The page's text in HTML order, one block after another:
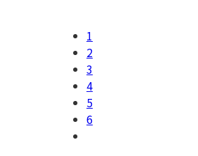
1
2
3
4
5
6